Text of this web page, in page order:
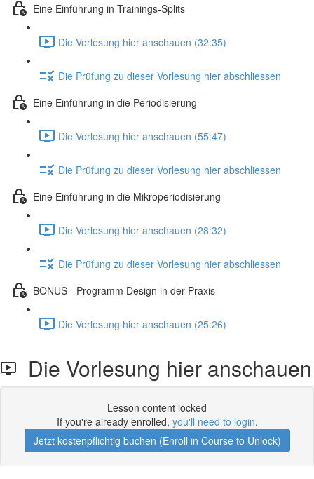
Eine Einführung in Trainings-Splits
Die Vorlesung hier anschauen (32:35)
Die Prüfung zu dieser Vorlesung hier abschliessen
Eine Einführung in die Periodisierung
Die Vorlesung hier anschauen (55:47)
Die Prüfung zu dieser Vorlesung hier abschliessen
Eine Einführung in die Mikroperiodisierung
Die Vorlesung hier anschauen (28:32)
Die Prüfung zu dieser Vorlesung hier abschliessen
BONUS - Programm Design in der Praxis
Die Vorlesung hier anschauen (25:26)
Die Vorlesung hier anschauen
Lesson content locked
If you're already enrolled, you'll need to login.
Jetzt kostenpflichtig buchen (Enroll in Course to Unlock)